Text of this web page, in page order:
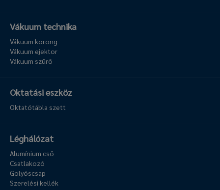
Vákuum technika
Vákuum korong
Vákuum ejektor
Vákuum szűrő
Oktatási eszköz
Oktatótábla szett
Léghálózat
Alumínium cső
Csatlakozó
Golyóscsap
Szerelési kellék